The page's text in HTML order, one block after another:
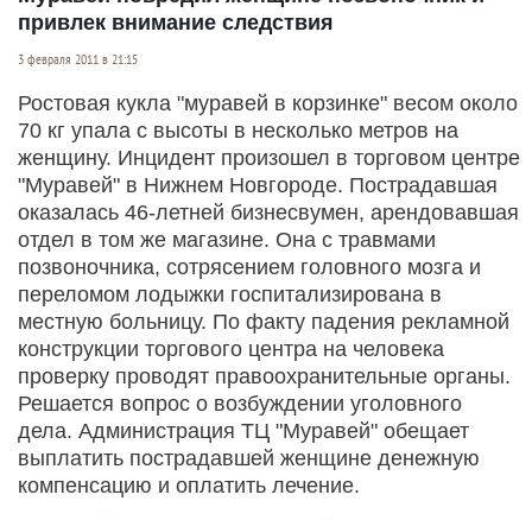
привлек внимание следствия
3 февраля 2011 в 21:15
Ростовая кукла "муравей в корзинке" весом около
70 кг упала с высоты в несколько метров на
женщину. Инцидент произошел в торговом центре
"Муравей" в Нижнем Новгороде. Пострадавшая
оказалась 46-летней бизнесвумен, арендовавшая
отдел в том же магазине. Она с травмами
позвоночника, сотрясением головного мозга и
переломом лодыжки госпитализирована в
местную больницу. По факту падения рекламной
конструкции торгового центра на человека
проверку проводят правоохранительные органы.
Решается вопрос о возбуждении уголовного
дела. Администрация ТЦ "Муравей" обещает
выплатить пострадавшей женщине денежную
компенсацию и оплатить лечение.